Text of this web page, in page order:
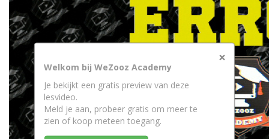
×
Welkom bij WeZooz Academy
Je bekijkt een gratis preview van deze
lesvideo.
Meld je aan, probeer gratis om meer te
zien of koop meteen toegang.